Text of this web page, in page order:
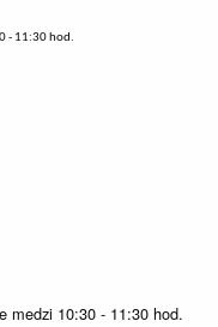
- 11:30 hod.
medzi 10:30 - 11:30 hod.